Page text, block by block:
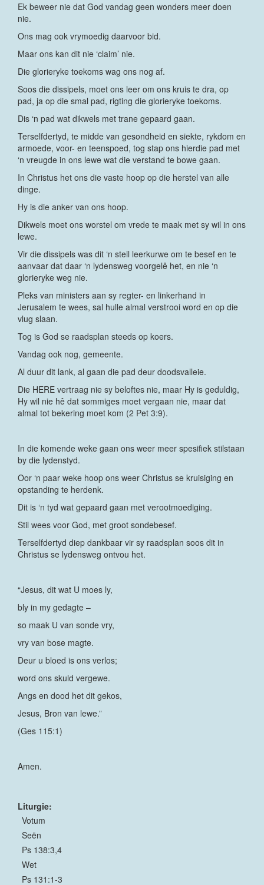
Ek beweer nie dat God vandag geen wonders meer doen
nie.
Ons mag ook vrymoedig daarvoor bid.
Maar ons kan dit nie ‘claim’ nie.
Die glorieryke toekoms wag ons nog af.
Soos die dissipels, moet ons leer om ons kruis te dra, op
pad, ja op die smal pad, rigting die glorieryke toekoms.
Dis ‘n pad wat dikwels met trane gepaard gaan.
Terselfdertyd, te midde van gesondheid en siekte, rykdom en
armoede, voor- en teenspoed, tog stap ons hierdie pad met
‘n vreugde in ons lewe wat die verstand te bowe gaan.
In Christus het ons die vaste hoop op die herstel van alle
dinge.
Hy is die anker van ons hoop.
Dikwels moet ons worstel om vrede te maak met sy wil in ons
lewe.
Vir die dissipels was dit ‘n steil leerkurwe om te besef en te
aanvaar dat daar ‘n lydensweg voorgelê het, en nie ‘n
glorieryke weg nie.
Pleks van ministers aan sy regter- en linkerhand in
Jerusalem te wees, sal hulle almal verstrooi word en op die
vlug slaan.
Tog is God se raadsplan steeds op koers.
Vandag ook nog, gemeente.
Al duur dit lank, al gaan die pad deur doodsvalleie.
Die HERE vertraag nie sy beloftes nie, maar Hy is geduldig,
Hy wil nie hê dat sommiges moet vergaan nie, maar dat
almal tot bekering moet kom (2 Pet 3:9).
In die komende weke gaan ons weer meer spesifiek stilstaan
by die lydenstyd.
Oor ‘n paar weke hoop ons weer Christus se kruisiging en
opstanding te herdenk.
Dit is ‘n tyd wat gepaard gaan met verootmoediging.
Stil wees voor God, met groot sondebesef.
Terselfdertyd diep dankbaar vir sy raadsplan soos dit in
Christus se lydensweg ontvou het.
“Jesus, dit wat U moes ly,
bly in my gedagte –
so maak U van sonde vry,
vry van bose magte.
Deur u bloed is ons verlos;
word ons skuld vergewe.
Angs en dood het dit gekos,
Jesus, Bron van lewe.”
(Ges 115:1)
Amen.
Liturgie:
Votum
Seën
Ps 138:3,4
Wet
Ps 131:1-3